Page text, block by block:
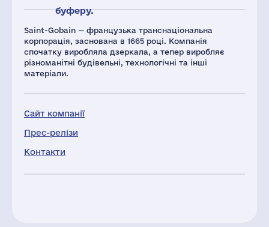
Saint-Gobain — французька транснаціональна
корпорація, заснована в 1665 році. Компанія
спочатку виробляла дзеркала, а тепер виробляє
різноманітні будівельні, технологічні та інші
матеріали.
Сайт компанії
Прес-релізи
Контакти
буферу.